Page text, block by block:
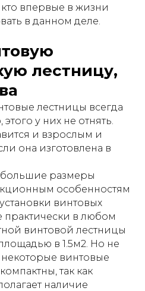
кто впервые в жизни
в данном деле.
лестницу,
лестницы всегда
у них не отнять.
и взрослым и
она изготовлена в
размеры
особенностям
винтовых
практически в любом
винтовой лестницы
в 1.5м2. Но не
некоторые винтовые
так как
наличие